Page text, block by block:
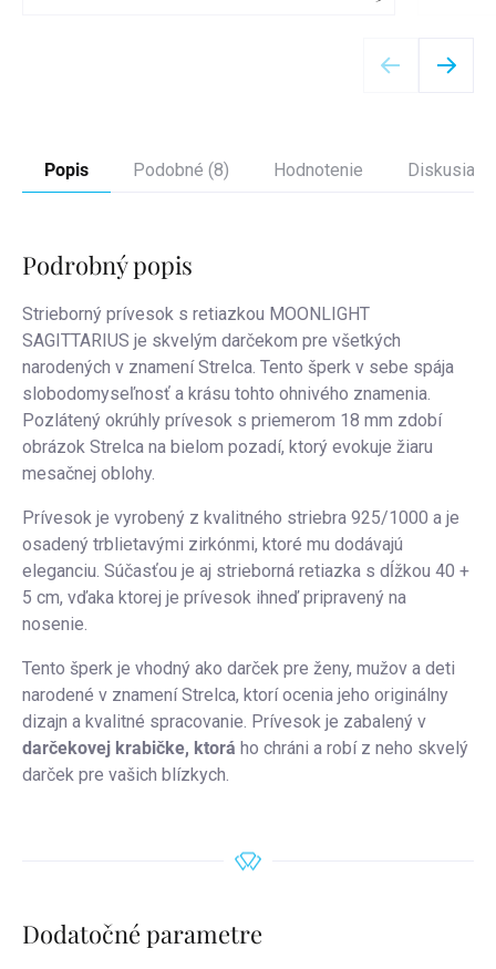
Popis Podobné (8) Hodnotenie Diskusia
Podrobný popis
Strieborný prívesok s retiazkou MOONLIGHT
SAGITTARIUS je skvelým darčekom pre všetkých
narodených v znamení Strelca. Tento šperk v sebe spája
slobodomyseľnosť a krásu tohto ohnivého znamenia.
Pozlátený okrúhly prívesok s priemerom 18 mm zdobí
obrázok Strelca na bielom pozadí, ktorý evokuje žiaru
mesačnej oblohy.
Prívesok je vyrobený z kvalitného striebra 925/1000 a je
osadený trblietavými zirkónmi, ktoré mu dodávajú
eleganciu. Súčasťou je aj strieborná retiazka s dĺžkou 40 +
5 cm, vďaka ktorej je prívesok ihneď pripravený na
nosenie.
Tento šperk je vhodný ako darček pre ženy, mužov a deti
narodené v znamení Strelca, ktorí ocenia jeho originálny
dizajn a kvalitné spracovanie. Prívesok je zabalený v
darčekovej krabičke, ktorá ho chráni a robí z neho skvelý
darček pre vašich blízkych.
Dodatočné parametre